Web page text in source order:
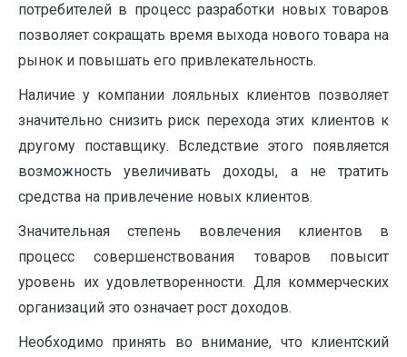
потребителей в процесс разработки новых товаров
позволяет сокращать время выхода нового товара на
рынок и повышать его привлекательность.
Наличие у компании лояльных клиентов позволяет
значительно снизить риск перехода этих клиентов к
другому поставщику. Вследствие этого появляется
возможность увеличивать доходы, а не тратить
средства на привлечение новых клиентов.
Значительная степень вовлечения клиентов в
процесс совершенствования товаров повысит
уровень их удовлетворенности. Для коммерческих
организаций это означает рост доходов.
Необходимо принять во внимание, что клиентский